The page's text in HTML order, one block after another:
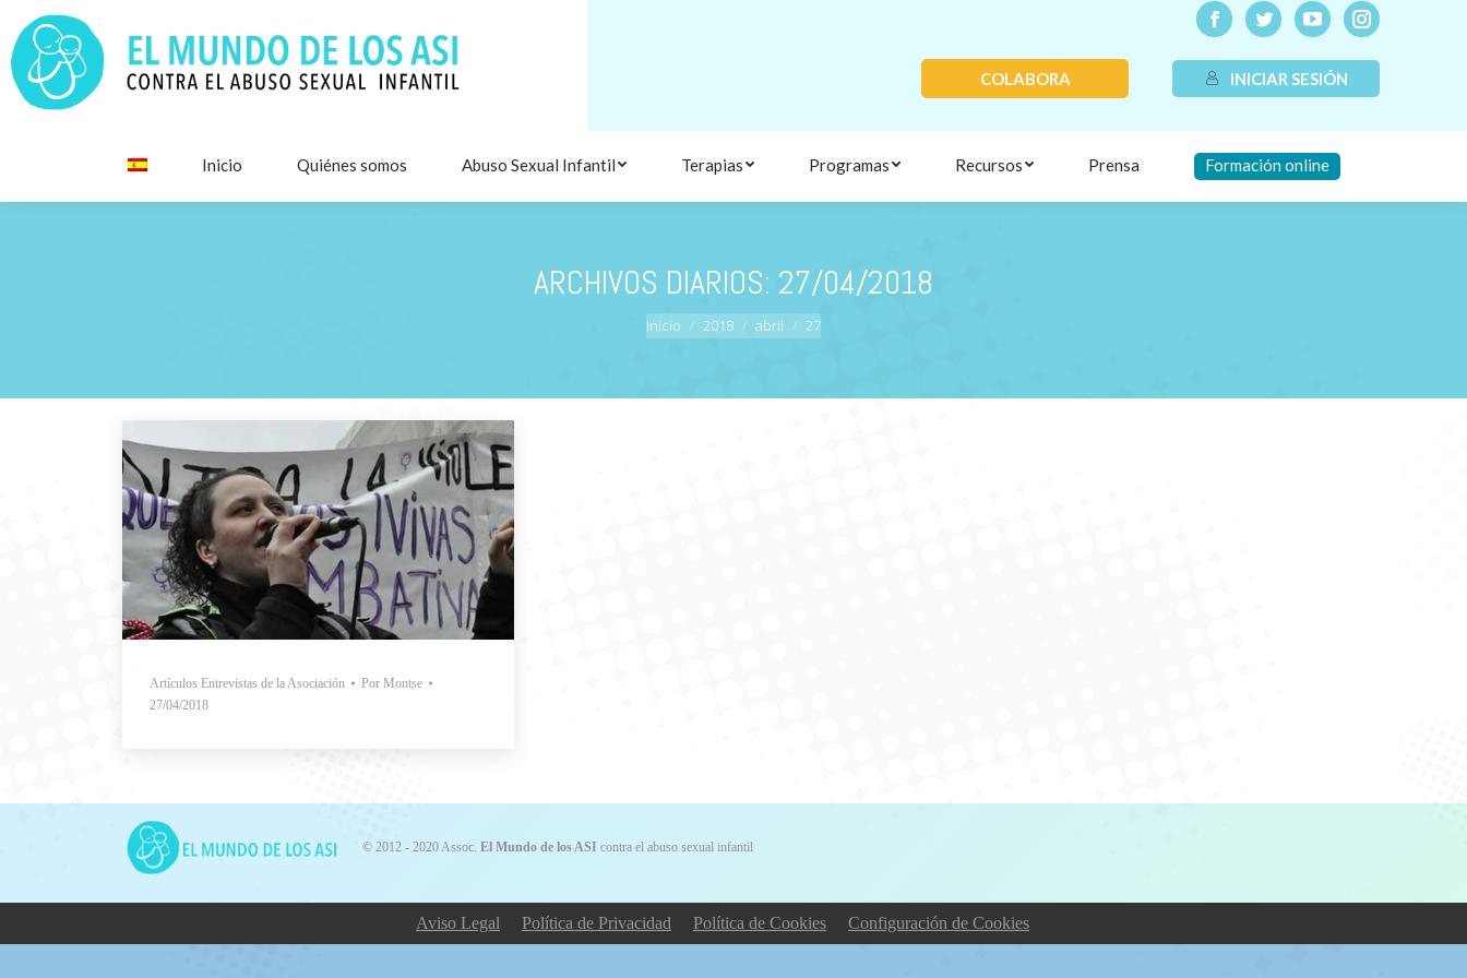
COLABORA INICIAR SESIÓN
Inicio Quiénes somos Abuso Sexual Infantil Terapias Programas Recursos Prensa Formación online
ARCHIVOS DIARIOS: 27/04/2018
Estás aquí:
Inicio 2018 abril 27
Artículos Entrevistas de la Asociación Por Montse
27/04/2018
©️ 2012 - 2020 Assoc. El Mundo de los ASI contra el abuso sexual infantil
Aviso Legal Política de Privacidad Política de Cookies Configuración de Cookies